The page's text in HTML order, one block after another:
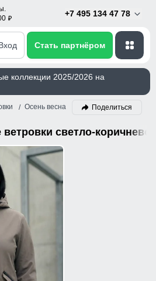
p
+7 495 134 47 78
Стать партнёром
коллекции 2025/2026 на
Осень весна Светло-коричневый
Поделиться
светло-